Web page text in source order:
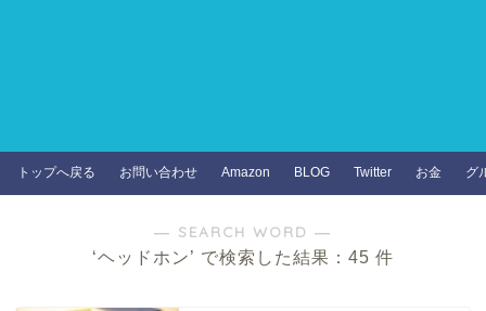
トップへ戻る お問い合わせ Amazon BLOG Twitter お金 グ
― SEARCH WORD ―
‘ヘッドホン’ で検索した結果：45 件